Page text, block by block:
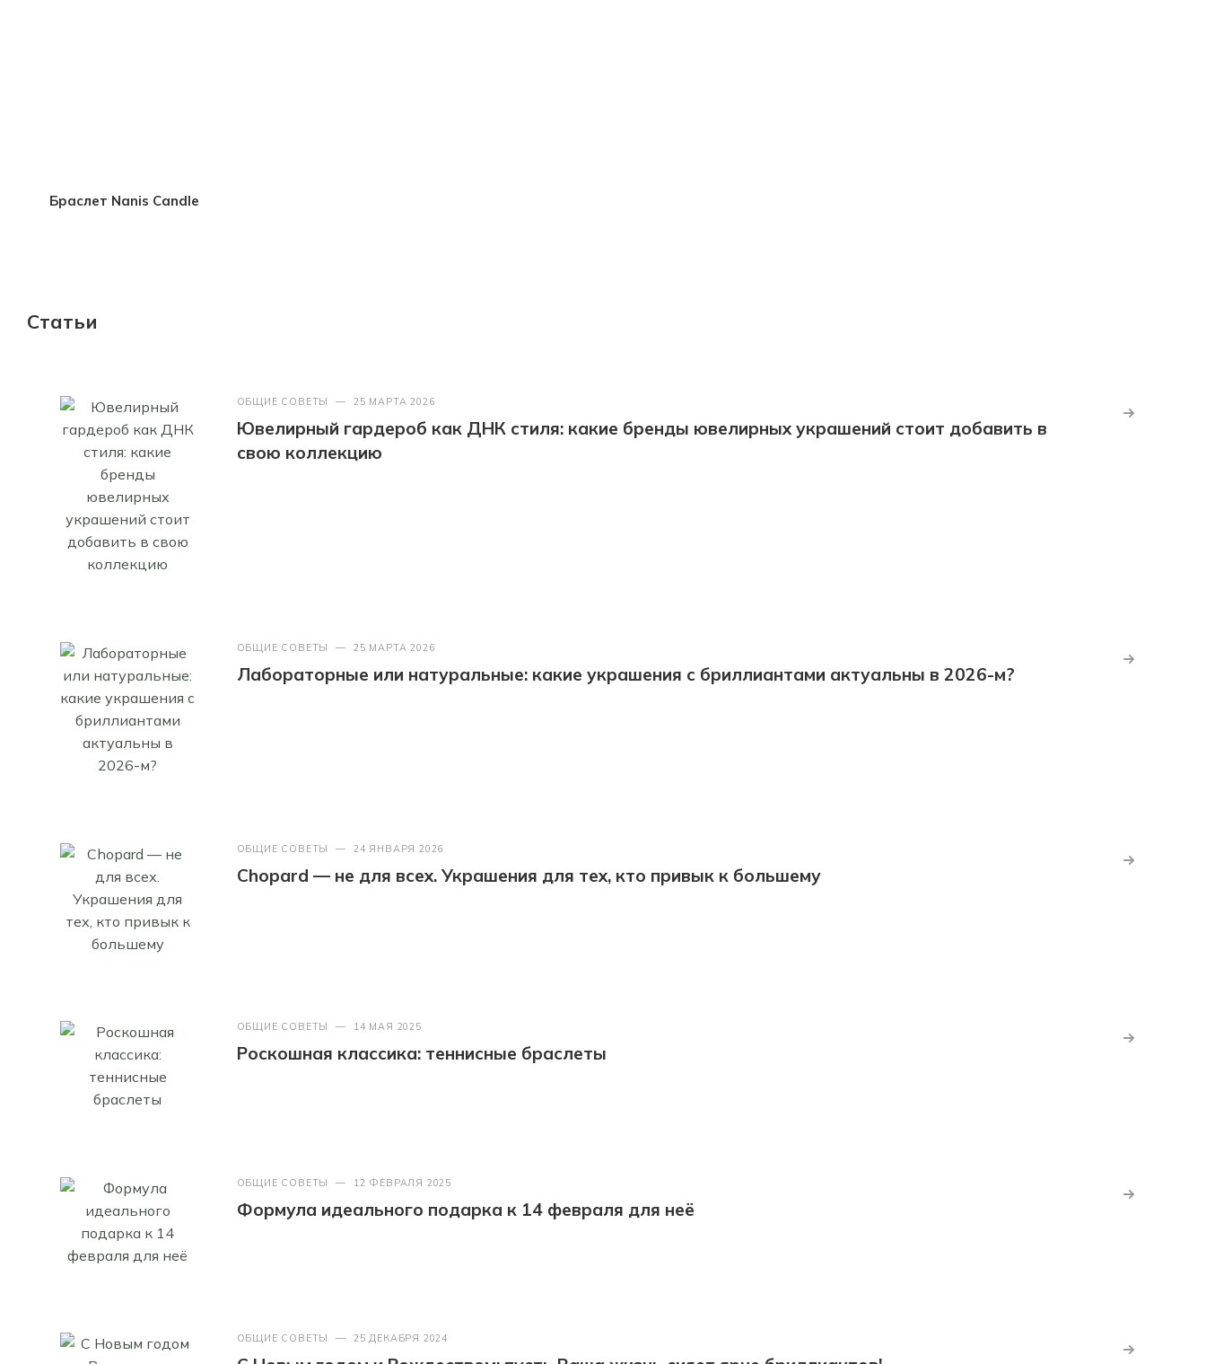
Браслет Nanis Candle
Статьи
ОБЩИЕ СОВЕТЫ — 25 МАРТА 2026
Ювелирный гардероб как ДНК стиля: какие бренды ювелирных украшений стоит добавить в
свою коллекцию
ОБЩИЕ СОВЕТЫ — 25 МАРТА 2026
Лабораторные или натуральные: какие украшения с бриллиантами актуальны в 2026-м?
ОБЩИЕ СОВЕТЫ — 24 ЯНВАРЯ 2026
Chopard — не для всех. Украшения для тех, кто привык к большему
ОБЩИЕ СОВЕТЫ — 14 МАЯ 2025
Роскошная классика: теннисные браслеты
ОБЩИЕ СОВЕТЫ — 12 ФЕВРАЛЯ 2025
Формула идеального подарка к 14 февраля для неё
ОБЩИЕ СОВЕТЫ — 25 ДЕКАБРЯ 2024